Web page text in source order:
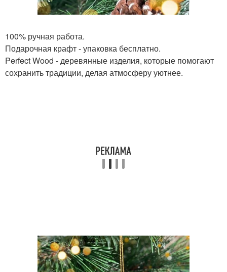
100% ручная работа.
Подарочная крафт - упаковка бесплатно.
Perfect Wood - деревянные изделия, которые помогают
сохранить традиции, делая атмосферу уютнее.